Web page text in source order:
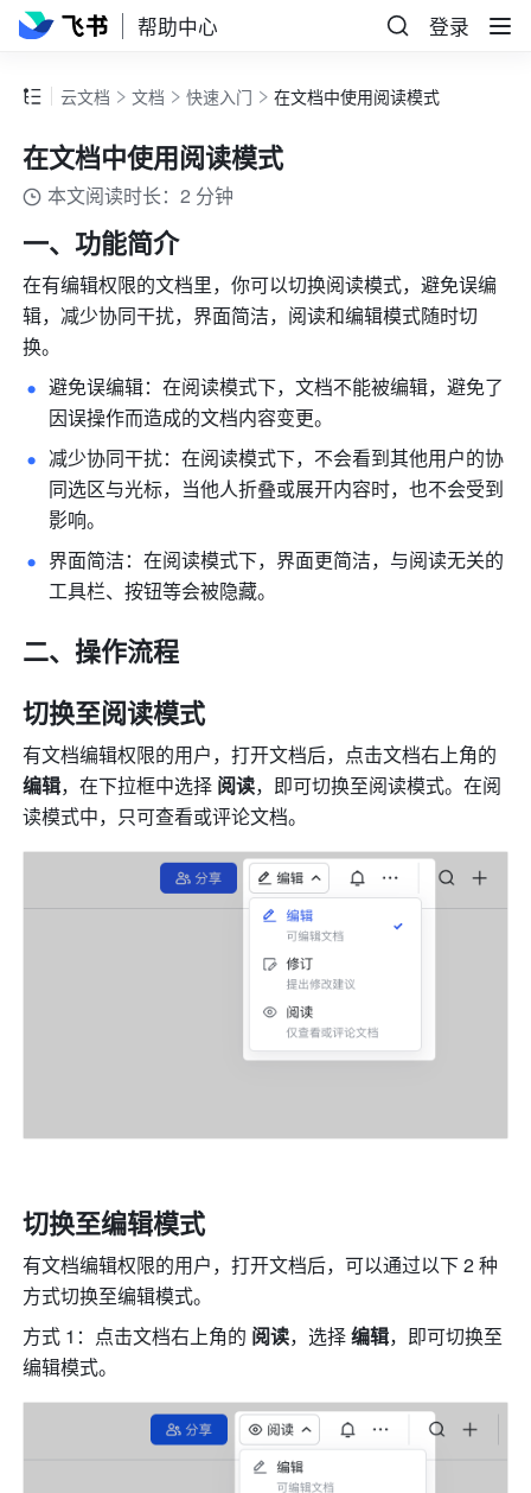
帮助中心 登录
云文档 文档 快速入门 在文档中使用阅读模式
在文档中使用阅读模式
本文阅读时长：2 分钟
一、功能简介
在有编辑权限的文档里，你可以切换阅读模式，避免误编
辑，减少协同干扰，界面简洁，阅读和编辑模式随时切
换。
避免误编辑：在阅读模式下，文档不能被编辑，避免了
因误操作而造成的文档内容变更。
减少协同干扰：在阅读模式下，不会看到其他用户的协
同选区与光标，当他人折叠或展开内容时，也不会受到
影响。
界面简洁：在阅读模式下，界面更简洁，与阅读无关的
工具栏、按钮等会被隐藏。
二、操作流程
切换至阅读模式
有文档编辑权限的用户，打开文档后，
编辑，在下拉框中选择 阅读，即可切换至阅读模式。在阅
读模式中，只可查看或评论文档。
切换至编辑模式
有文档编辑权限的用户，打开文档后，可以通过以下 2 种
方式切换至编辑模式。
方式 1：点击文档右上角的 阅读，选择 编辑，即可切换至
编辑模式。